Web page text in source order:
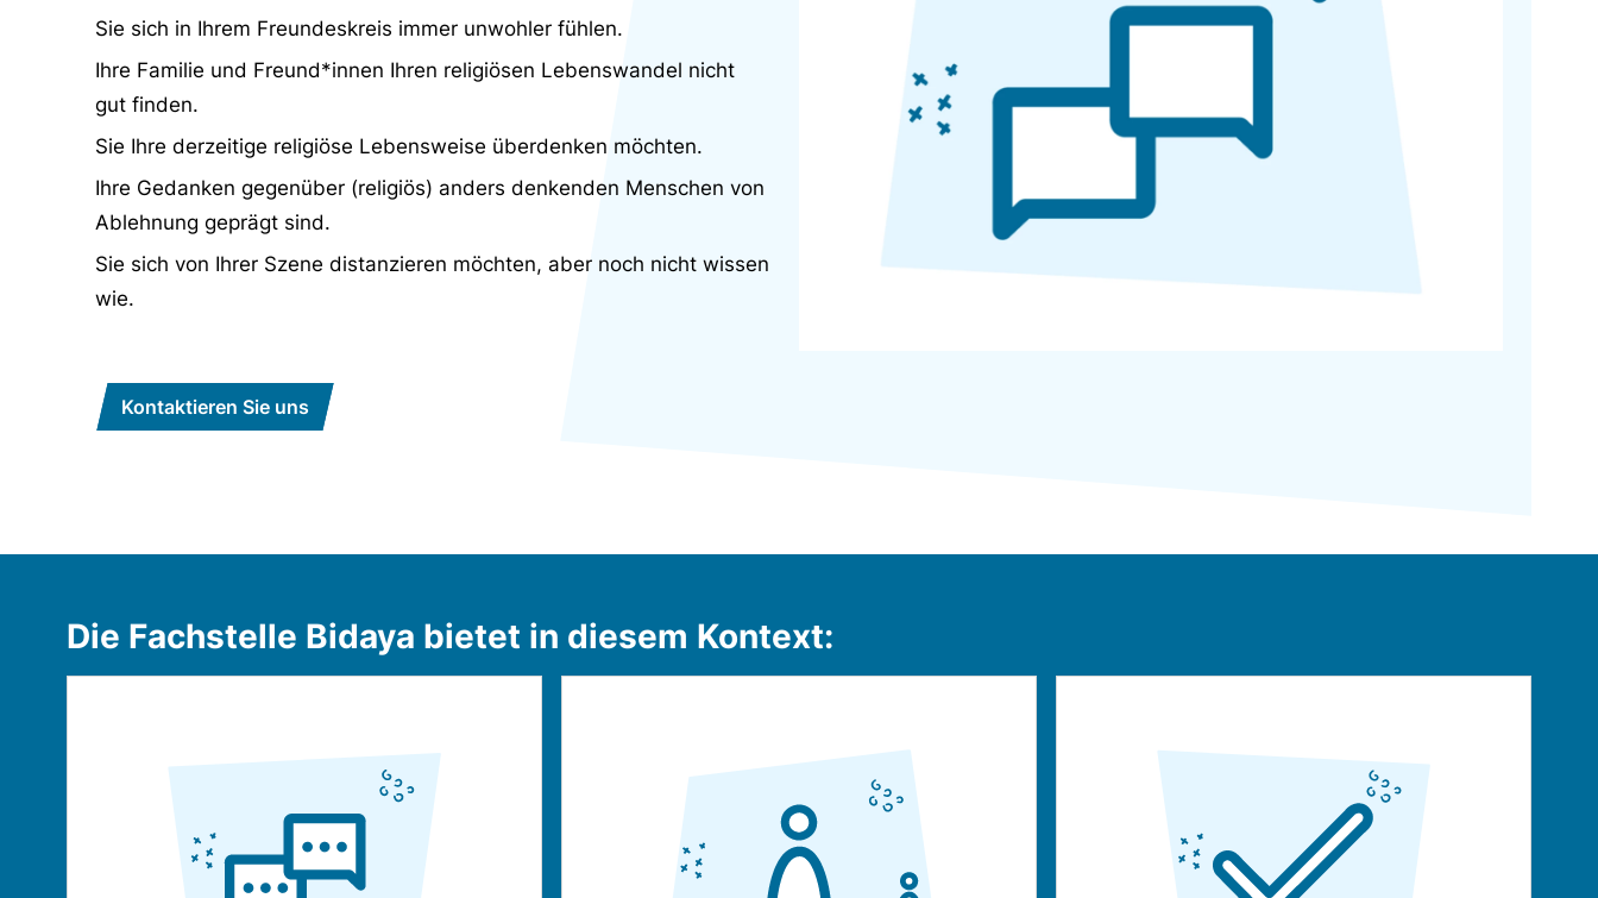
Sie sich in Ihrem Freundeskreis immer unwohler fühlen.
Ihre Familie und Freund*innen Ihren religiösen Lebenswandel nicht
gut finden.
Sie Ihre derzeitige religiöse Lebensweise überdenken möchten.
Ihre Gedanken gegenüber (religiös) anders denkenden Menschen von
Ablehnung geprägt sind.
Sie sich von Ihrer Szene distanzieren möchten, aber noch nicht wissen
wie.
Kontaktieren Sie uns
Die Fachstelle Bidaya bietet in diesem Kontext: